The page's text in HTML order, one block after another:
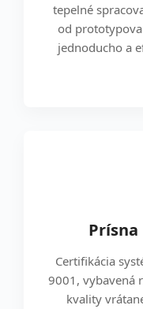
tepelné
od
jednoducho a
Certifikácia
9001, vybavená
kvality